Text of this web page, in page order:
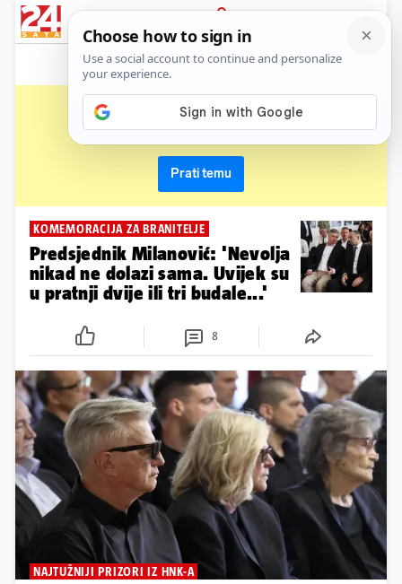
PRIJAVA
News
komemoracija
Prati temu
KOMEMORACIJA ZA BRANITELJE
Predsjednik Milanović: 'Nevolja
nikad ne dolazi sama. Uvijek su
u pratnji dvije ili tri budale...'
8
NAJTUŽNIJI PRIZORI IZ HNK-A